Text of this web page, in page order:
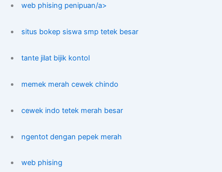
web phising penipuan/a>
situs bokep siswa smp tetek besar
tante jilat bijik kontol
memek merah cewek chindo
cewek indo tetek merah besar
ngentot dengan pepek merah
web phising